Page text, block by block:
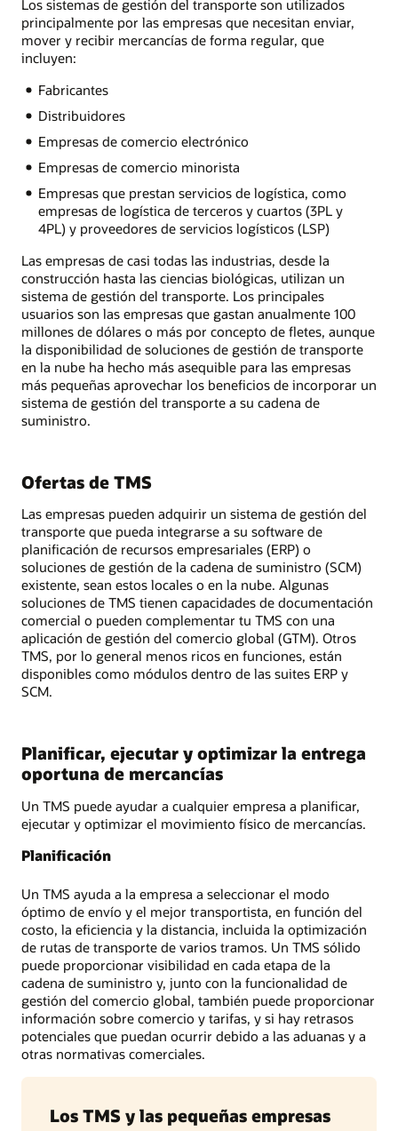
Los sistemas de gestión del transporte son utilizados
principalmente por las empresas que necesitan enviar,
mover y recibir mercancías de forma regular, que
incluyen:
Fabricantes
Distribuidores
Empresas de comercio electrónico
Empresas de comercio minorista
Empresas que prestan servicios de logística, como
empresas de logística de terceros y cuartos (3PL y
4PL) y proveedores de servicios logísticos (LSP)
Las empresas de casi todas las industrias, desde la
construcción hasta las ciencias biológicas, utilizan un
sistema de gestión del transporte. Los principales
usuarios son las empresas que gastan anualmente 100
millones de dólares o más por concepto de fletes, aunque
la disponibilidad de soluciones de gestión de transporte
en la nube ha hecho más asequible para las empresas
más pequeñas aprovechar los beneficios de incorporar un
sistema de gestión del transporte a su cadena de
suministro.
Ofertas de TMS
Las empresas pueden adquirir un sistema de gestión del
transporte que pueda integrarse a su software de
planificación de recursos empresariales (ERP) o
soluciones de gestión de la cadena de suministro (SCM)
existente, sean estos locales o en la nube. Algunas
soluciones de TMS tienen capacidades de documentación
comercial o pueden complementar tu TMS con una
aplicación de gestión del comercio global (GTM). Otros
TMS, por lo general menos ricos en funciones, están
disponibles como módulos dentro de las suites ERP y
SCM.
Planificar, ejecutar y optimizar la entrega
oportuna de mercancías
Un TMS puede ayudar a cualquier empresa a planificar,
ejecutar y optimizar el movimiento físico de mercancías.
Planificación
Un TMS ayuda a la empresa a seleccionar el modo
óptimo de envío y el mejor transportista, en función del
costo, la eficiencia y la distancia, incluida la optimización
de rutas de transporte de varios tramos. Un TMS sólido
puede proporcionar visibilidad en cada etapa de la
cadena de suministro y, junto con la funcionalidad de
gestión del comercio global, también puede proporcionar
información sobre comercio y tarifas, y si hay retrasos
potenciales que puedan ocurrir debido a las aduanas y a
otras normativas comerciales.
Los TMS y las pequeñas empresas